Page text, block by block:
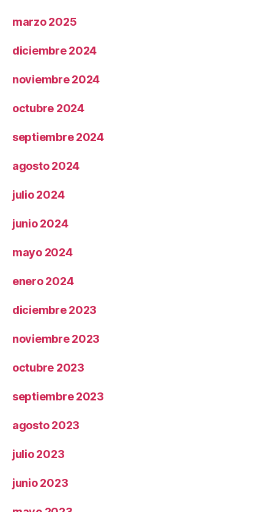
marzo 2025
diciembre 2024
noviembre 2024
octubre 2024
septiembre 2024
agosto 2024
julio 2024
junio 2024
mayo 2024
enero 2024
diciembre 2023
noviembre 2023
octubre 2023
septiembre 2023
agosto 2023
julio 2023
junio 2023